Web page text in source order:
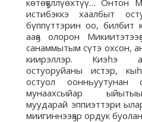
көтөҕүллүөхтүү… Онтон
истибэккэ хаалбыт
бүппүттэрин оо,
ааҕа олорон
санаммытым сүтэ охсон,
киирэллэр. Киэһэ
остуоруйаны истэр,
остуол оонньуутунан
мунаахсыйар
муударай эппиэттэри
миигиннээҕэр ордук